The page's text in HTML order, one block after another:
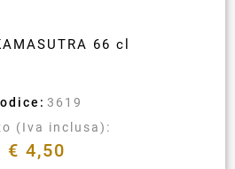
66 cl
3619
(Iva inclusa):
€ 4,50